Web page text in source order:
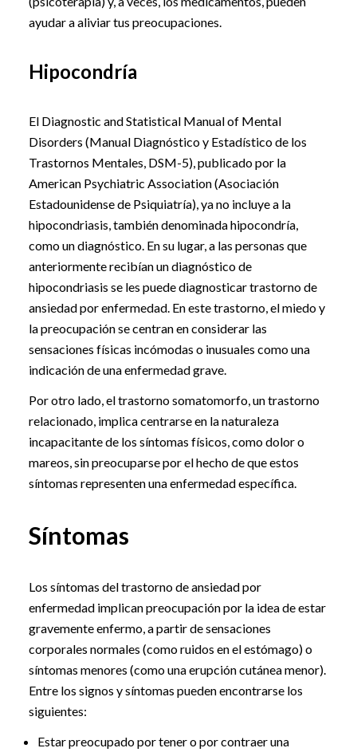
ayudar a aliviar tus preocupaciones.
Hipocondría
El Diagnostic and Statistical Manual of Mental
Disorders (Manual Diagnóstico y Estadístico de los
Trastornos Mentales, DSM-5), publicado por la
American Psychiatric Association (Asociación
Estadounidense de Psiquiatría), ya no incluye a la
hipocondriasis, también denominada hipocondría,
como un diagnóstico. En su lugar, a las personas que
anteriormente recibían un diagnóstico de
hipocondriasis se les puede diagnosticar trastorno de
ansiedad por enfermedad. En este trastorno, el miedo y
la preocupación se centran en considerar las
sensaciones físicas incómodas o inusuales como una
indicación de una enfermedad grave.
Por otro lado, el trastorno somatomorfo, un trastorno
relacionado, implica centrarse en la naturaleza
incapacitante de los síntomas físicos, como dolor o
mareos, sin preocuparse por el hecho de que estos
síntomas representen una enfermedad específica.
Síntomas
Los síntomas del trastorno de ansiedad por
enfermedad implican preocupación por la idea de estar
gravemente enfermo, a partir de sensaciones
corporales normales (como ruidos en el estómago) o
síntomas menores (como una erupción cutánea menor).
Entre los signos y síntomas pueden encontrarse los
siguientes:
Estar preocupado por tener o por contraer una